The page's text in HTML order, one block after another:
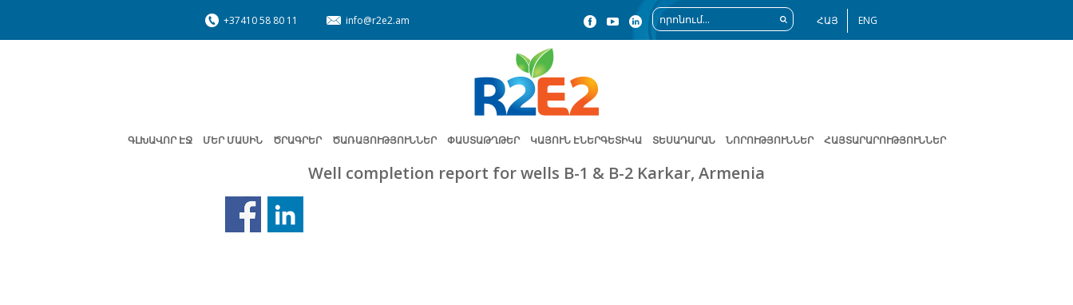
+37410 58 80 11 info@r2e2.am ՀԱՅ ENG
ԳԼԽԱՎՈՐ ԷՋ ՄԵՐ ՄԱՍԻՆ ԾՐԱԳՐԵՐ ԾԱՌԱՅՈՒԹՅՈՒՆՆԵՐ ՓԱՍՏԱԹՂԹԵՐ ԿԱՅՈՒՆ ԷՆԵՐԳԵՏԻԿԱ ՏԵՍԱԴԱՐԱՆ ՆՈՐՈՒԹՅՈՒՆՆԵՐ ՀԱՅՏԱՐԱՐՈՒԹՅՈՒՆՆԵՐ
Well completion report for wells B-1 & B-2 Karkar, Armenia